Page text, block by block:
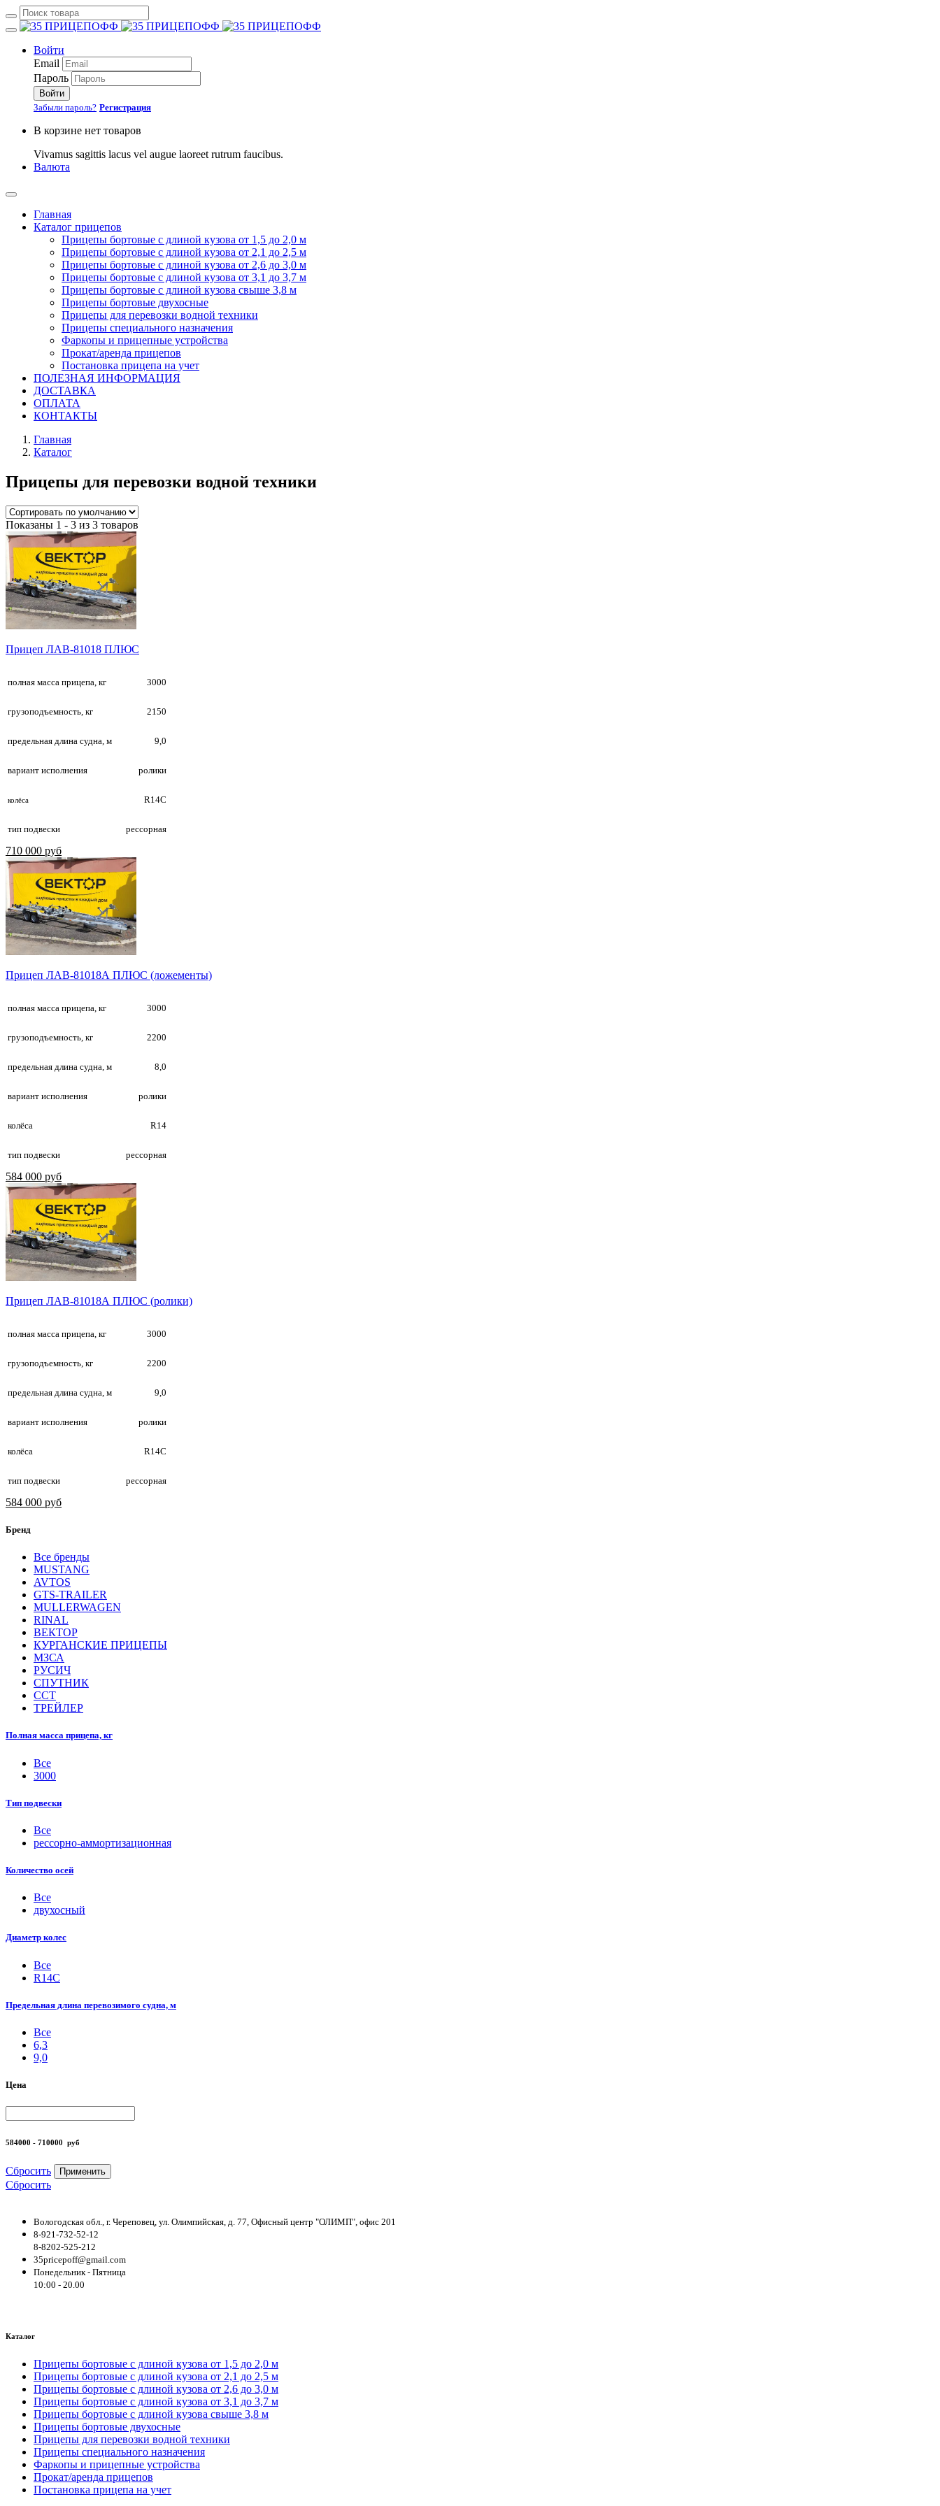
Войти
Email
Пароль
Войти
Забыли пароль? Регистрация
В корзине нет товаров
Vivamus sagittis lacus vel augue laoreet rutrum faucibus.
Валюта
Главная
Каталог прицепов
Прицепы бортовые с длиной кузова от 1,5 до 2,0 м
Прицепы бортовые с длиной кузова от 2,1 до 2,5 м
Прицепы бортовые с длиной кузова от 2,6 до 3,0 м
Прицепы бортовые с длиной кузова от 3,1 до 3,7 м
Прицепы бортовые с длиной кузова свыше 3,8 м
Прицепы бортовые двухосные
Прицепы для перевозки водной техники
Прицепы специального назначения
Фаркопы и прицепные устройства
Прокат/аренда прицепов
Постановка прицепа на учет
ПОЛЕЗНАЯ ИНФОРМАЦИЯ
ДОСТАВКА
ОПЛАТА
КОНТАКТЫ
Главная
Каталог
Прицепы для перевозки водной техники
Показаны 1 - 3 из 3 товаров
Прицеп ЛАВ-81018 ПЛЮС
полная масса прицепа, кг 3000
грузоподъемность, кг 2150
предельная длина судна, м 9,0
вариант исполнения ролики
колёса R14С
тип подвески рессорная
710 000 руб
Прицеп ЛАВ-81018А ПЛЮС (ложементы)
полная масса прицепа, кг 3000
грузоподъемность, кг 2200
предельная длина судна, м 8,0
вариант исполнения ролики
колёса R14
тип подвески рессорная
584 000 руб
Прицеп ЛАВ-81018А ПЛЮС (ролики)
полная масса прицепа, кг 3000
грузоподъемность, кг 2200
предельная длина судна, м 9,0
вариант исполнения ролики
колёса R14С
тип подвески рессорная
584 000 руб
Бренд
Все бренды
MUSTANG
AVTOS
GTS-TRAILER
MULLERWAGEN
RINAL
ВЕКТОР
КУРГАНСКИЕ ПРИЦЕПЫ
МЗСА
РУСИЧ
СПУТНИК
ССТ
ТРЕЙЛЕР
Полная масса прицепа, кг
Все
3000
Тип подвески
Все
рессорно-аммортизационная
Количество осей
Все
двухосный
Диаметр колес
Все
R14С
Предельная длина перевозимого судна, м
Все
6,3
9,0
Цена
584000 - 710000 руб
Сбросить Применить
Сбросить
Вологодская обл., г. Череповец, ул. Олимпийская, д. 77, Офисный центр "ОЛИМП", офис 201
8-921-732-52-12
8-8202-525-212
35pricepoff@gmail.com
Понедельник - Пятница
10:00 - 20.00
Каталог
Прицепы бортовые с длиной кузова от 1,5 до 2,0 м
Прицепы бортовые с длиной кузова от 2,1 до 2,5 м
Прицепы бортовые с длиной кузова от 2,6 до 3,0 м
Прицепы бортовые с длиной кузова от 3,1 до 3,7 м
Прицепы бортовые с длиной кузова свыше 3,8 м
Прицепы бортовые двухосные
Прицепы для перевозки водной техники
Прицепы специального назначения
Фаркопы и прицепные устройства
Прокат/аренда прицепов
Постановка прицепа на учет